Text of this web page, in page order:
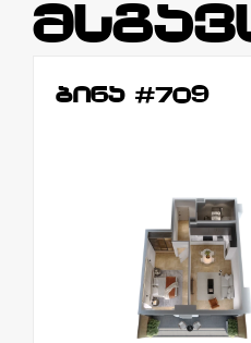
ბინა #709